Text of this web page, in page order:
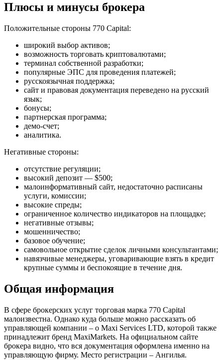
Плюсы и минусы брокера
Положительные стороны 770 Capital:
широкий выбор активов;
возможность торговать криптовалютами;
терминал собственной разработки;
популярные ЭПС для проведения платежей;
русскоязычная поддержка;
сайт и правовая документация переведено на русский
язык;
бонусы;
партнерская программа;
демо-счет;
аналитика.
Негативные стороны:
отсутствие регуляции;
высокий депозит — $500;
малоинформативный сайт, недостаточно расписаны
услуги, комиссии;
высокие спреды;
ограниченное количество индикаторов на площадке;
негативные отзывы;
мошенничество;
базовое обучение;
самовольное открытие сделок личными консультантами;
навязчивые менеджеры, уговаривающие взять в кредит
крупные суммы и беспокоящие в течение дня.
Общая информация
В сфере брокерских услуг торговая марка 770 Capital
малоизвестна. Однако куда больше можно рассказать об
управляющей компании – о Maxi Services LTD, которой также
принадлежит бренд MaxiMarkets. На официальном сайте
брокера видно, что вся документация оформлена именно на
управляющую фирму. Место регистрации – Ангилья.